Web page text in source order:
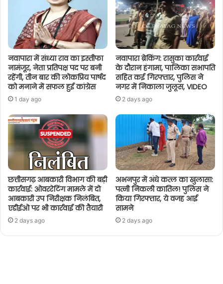
नवापारा में संध्या राव का इस्तीफा
नामंजूर, नेता प्रतिपक्ष पद पर बनी
रहेंगी, तीन बार की लोकप्रिय पार्षद
को मनाने में सफल हुई कांग्रेस
1 day ago
नवापारा ब्रेकिंग: रासुका कार्रवाई
के दौरान हंगामा, पालिका सभापति
सहित कई गिरफ्तार, पुलिस ने
नगर में निकाला जुलूस, VIDEO
2 days ago
छत्तीसगढ़ आबकारी विभाग की बड़ी
कार्रवाई: ओवररेटिंग मामले में दो
आबकारी उप निरीक्षक निलंबित,
एडीईओ पर भी कार्रवाई की तैयारी
2 days ago
अभनपुर में अंधे कत्ल का खुलासा:
पत्नी निकली कातिल! पुलिस ने
किया गिरफ्तार, ये वजह आई
सामने
2 days ago